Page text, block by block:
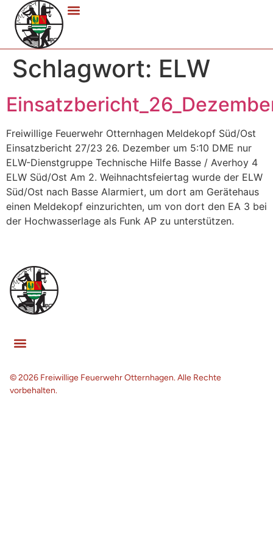
Schlagwort: ELW
Freiwillige Feuerwehr Otternhagen Meldekopf Süd/Ost
Einsatzbericht 27/23 26. Dezember um 5:10 DME nur
ELW-Dienstgruppe Technische Hilfe Basse / Averhoy 4
ELW Süd/Ost Am 2. Weihnachtsfeiertag wurde der ELW
Süd/Ost nach Basse Alarmiert, um dort am Gerätehaus
einen Meldekopf einzurichten, um von dort den EA 3 bei
der Hochwasserlage als Funk AP zu unterstützen.
© 2026 Freiwillige Feuerwehr Otternhagen. Alle Rechte
vorbehalten.